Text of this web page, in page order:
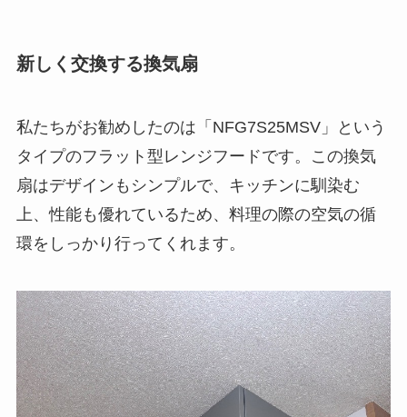
新しく交換する換気扇
私たちがお勧めしたのは「NFG7S25MSV」という
タイプのフラット型レンジフードです。この換気
扇はデザインもシンプルで、キッチンに馴染む
上、性能も優れているため、料理の際の空気の循
環をしっかり行ってくれます。